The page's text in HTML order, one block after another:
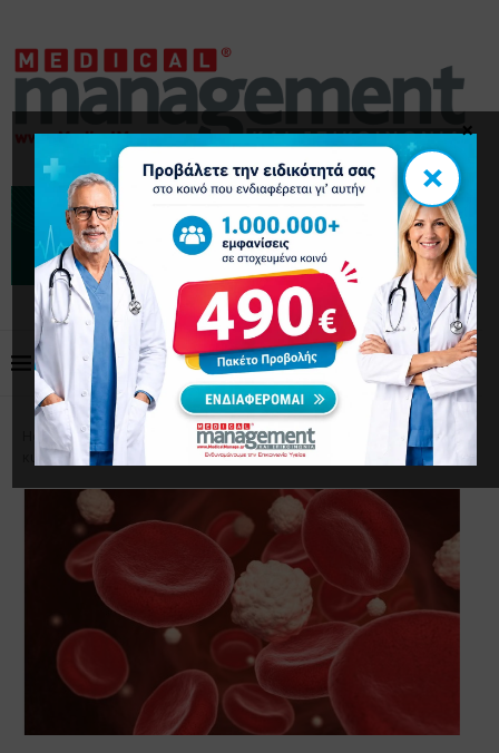
Home Επικαιρότητα
Γλυκόζη, το καύσιμο των Τ
κυττάρων κατά του καρκίνου
×
×